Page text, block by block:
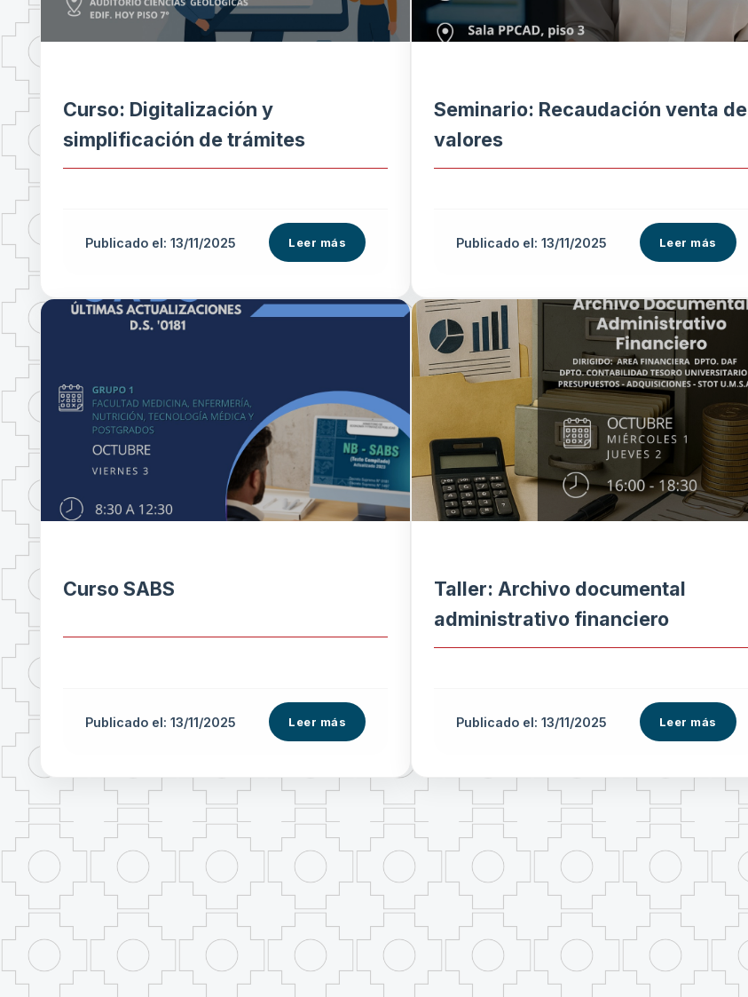
Curso: Digitalización y
simplificación de trámites
Publicado el: 13/11/2025 Leer más
Seminario: Recaudación venta de
valores
Publicado el: 13/11/2025 Leer más
Curso SABS
Publicado el: 13/11/2025 Leer más
Taller: Archivo documental
administrativo financiero
Publicado el: 13/11/2025 Leer más